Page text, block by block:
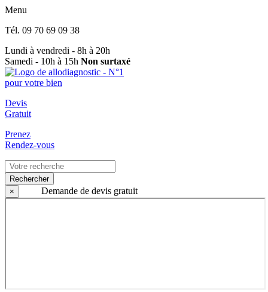
Menu
Tél. 09 70 69 09 38
Lundi à vendredi - 8h à 20h
Samedi - 10h à 15h Non surtaxé
Devis
Gratuit
Prenez
Rendez-vous
Rechercher
×
Demande de devis gratuit